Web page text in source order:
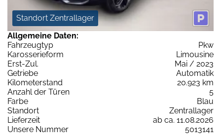
Standort Zentrallager
Allgemeine Daten:
Fahrzeugtyp
Pkw
Karosserieform
Limousine
Erst-Zul.
Mai / 2023
Getriebe
Automatik
Kilometerstand
20.923 km
Anzahl der Türen
5
Farbe
Blau
Standort
Zentrallager
Lieferzeit
ab ca. 11.08.2026
Unsere Nummer
5013141